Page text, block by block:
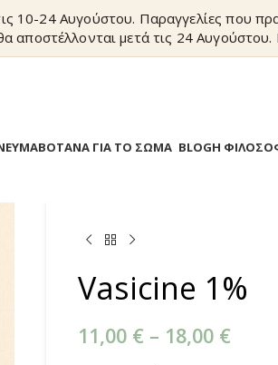
10-24 Αυγούστου. Παραγγελίες που
αποστέλλονται μετά τις 24 Αυγούστου.
ΒΟΤΑΝΑ ΓΙΑ ΤΟ ΣΩΜΑ BLOGΗ
Vasicine 1%
11,00 € – 18,00 €